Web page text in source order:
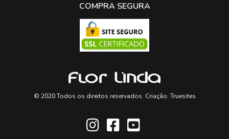
COMPRA SEGURA
© 2020 Todos os direitos reservados. Criação: Truesites